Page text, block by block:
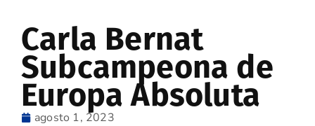
Carla Bernat
Subcampeona de
Europa Absoluta
agosto 1, 2023